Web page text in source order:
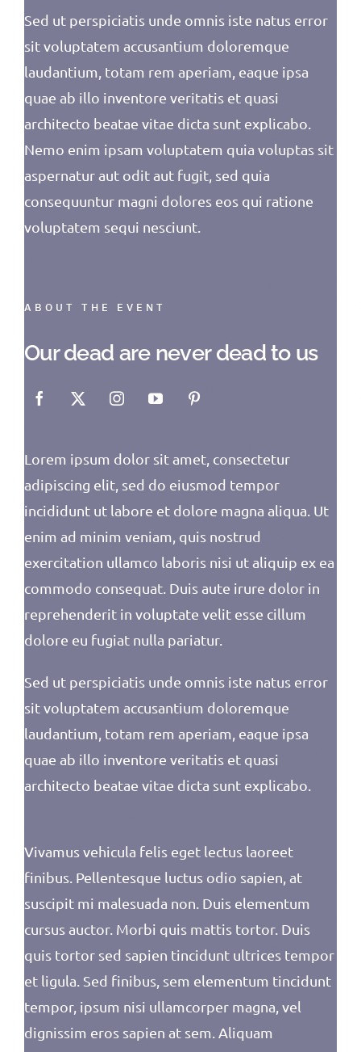
Sed ut perspiciatis unde omnis iste natus error
sit voluptatem accusantium doloremque
laudantium, totam rem aperiam, eaque ipsa
quae ab illo inventore veritatis et quasi
architecto beatae vitae dicta sunt explicabo.
Nemo enim ipsam voluptatem quia voluptas sit
aspernatur aut odit aut fugit, sed quia
consequuntur magni dolores eos qui ratione
voluptatem sequi nesciunt.
ABOUT THE EVENT
Our dead are never dead to us
Lorem ipsum dolor sit amet, consectetur
adipiscing elit, sed do eiusmod tempor
incididunt ut labore et dolore magna aliqua. Ut
enim ad minim veniam, quis nostrud
exercitation ullamco laboris nisi ut aliquip ex ea
commodo consequat. Duis aute irure dolor in
reprehenderit in voluptate velit esse cillum
dolore eu fugiat nulla pariatur.
Sed ut perspiciatis unde omnis iste natus error
sit voluptatem accusantium doloremque
laudantium, totam rem aperiam, eaque ipsa
quae ab illo inventore veritatis et quasi
architecto beatae vitae dicta sunt explicabo.
Vivamus vehicula felis eget lectus laoreet
finibus. Pellentesque luctus odio sapien, at
suscipit mi malesuada non. Duis elementum
cursus auctor. Morbi quis mattis tortor. Duis
quis tortor sed sapien tincidunt ultrices tempor
et ligula. Sed finibus, sem elementum tincidunt
tempor, ipsum nisi ullamcorper magna, vel
dignissim eros sapien at sem. Aliquam